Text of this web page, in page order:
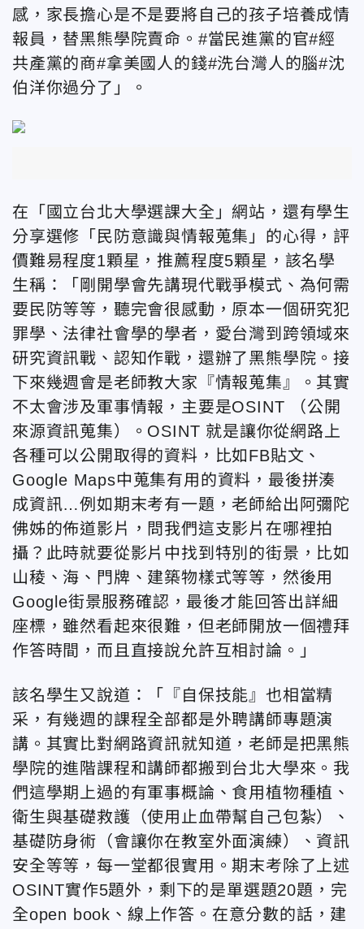
感，家長擔心是不是要將自己的孩子培養成情
報員，替黑熊學院賣命。#當民進黨的官#經
共產黨的商#拿美國人的錢#洗台灣人的腦#沈
伯洋你過分了」。
在「國立台北大學選課大全」網站，還有學生
分享選修「民防意識與情報蒐集」的心得，評
價難易程度1顆星，推薦程度5顆星，該名學
生稱：「剛開學會先講現代戰爭模式、為何需
要民防等等，聽完會很感動，原本一個研究犯
罪學、法律社會學的學者，愛台灣到跨領域來
研究資訊戰、認知作戰，還辦了黑熊學院。接
下來幾週會是老師教大家『情報蒐集』。其實
不太會涉及軍事情報，主要是OSINT （公開
來源資訊蒐集）。OSINT 就是讓你從網路上
各種可以公開取得的資料，比如FB貼文、
Google Maps中蒐集有用的資料，最後拼湊
成資訊…例如期末考有一題，老師給出阿彌陀
佛姊的佈道影片，問我們這支影片在哪裡拍
攝？此時就要從影片中找到特別的街景，比如
山稜、海、門牌、建築物樣式等等，然後用
Google街景服務確認，最後才能回答出詳細
座標，雖然看起來很難，但老師開放一個禮拜
作答時間，而且直接說允許互相討論。」
該名學生又說道：「『自保技能』也相當精
采，有幾週的課程全部都是外聘講師專題演
講。其實比對網路資訊就知道，老師是把黑熊
學院的進階課程和講師都搬到台北大學來。我
們這學期上過的有軍事概論、食用植物種植、
衛生與基礎救護（使用止血帶幫自己包紮）、
基礎防身術（會讓你在教室外面演練）、資訊
安全等等，每一堂都很實用。期末考除了上述
OSINT實作5題外，剩下的是單選題20題，完
全open book、線上作答。在意分數的話，建